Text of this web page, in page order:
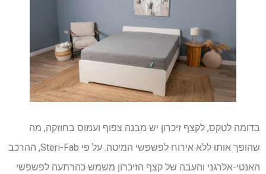
בדומה לטקס, לקצף זיכרון יש מבנה צפוף ועמוס בחוזקה, מה
שהופך אותו ללא אירוח לפשפשי המיטה. על פי Steri-Fab, ההרכב
האנטי-אלרגני והעבה של קצף הזיכרון משמש כהרתעה לפשפשי